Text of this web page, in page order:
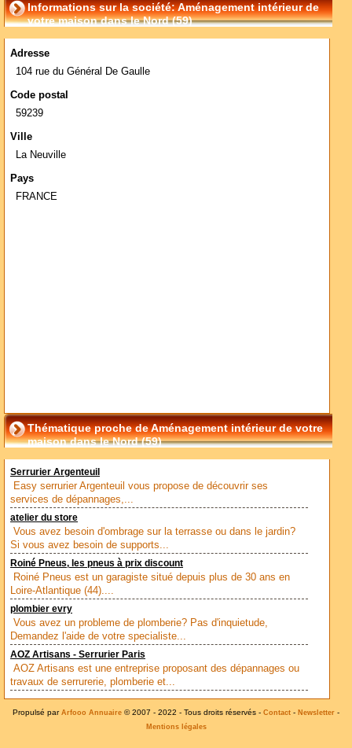
Informations sur la société: Aménagement intérieur de
votre maison dans le Nord (59)
Adresse
104 rue du Général De Gaulle
Code postal
59239
Ville
La Neuville
Pays
FRANCE
Thématique proche de Aménagement intérieur de votre
maison dans le Nord (59)
Serrurier Argenteuil
Easy serrurier Argenteuil vous propose de découvrir ses
services de dépannages,...
atelier du store
Vous avez besoin d'ombrage sur la terrasse ou dans le jardin?
Si vous avez besoin de supports...
Roiné Pneus, les pneus à prix discount
Roiné Pneus est un garagiste situé depuis plus de 30 ans en
Loire-Atlantique (44)....
plombier evry
Vous avez un probleme de plomberie? Pas d'inquietude,
Demandez l'aide de votre specialiste...
AOZ Artisans - Serrurier Paris
AOZ Artisans est une entreprise proposant des dépannages ou
travaux de serrurerie, plomberie et...
Propulsé par Arfooo Annuaire © 2007 - 2022 - Tous droits réservés - Contact - Newsletter -
Mentions légales